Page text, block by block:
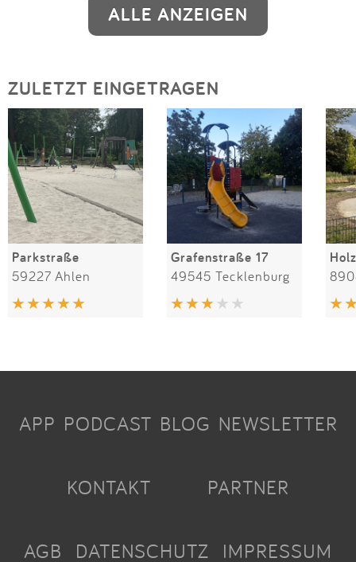
ALLE ANZEIGEN
ZULETZT EINGETRAGEN
Parkstraße
59227 Ahlen
Grafenstraße 17
49545 Tecklenburg
APP PODCAST BLOG NEWSLETTER
KONTAKT PARTNER
AGB DATENSCHUTZ IMPRESSUM